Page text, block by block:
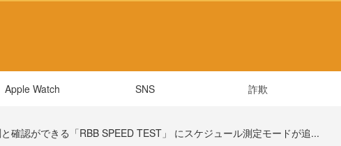
Apple Watch SNS 詐欺
確認ができる「RBB SPEED TEST」 にスケジュール測定モードが追...